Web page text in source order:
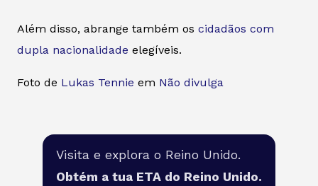
Além disso, abrange também os cidadãos com
dupla nacionalidade elegíveis.
Foto de Lukas Tennie em Não divulga
Visita e explora o Reino Unido.
Obtém a tua ETA do Reino Unido.